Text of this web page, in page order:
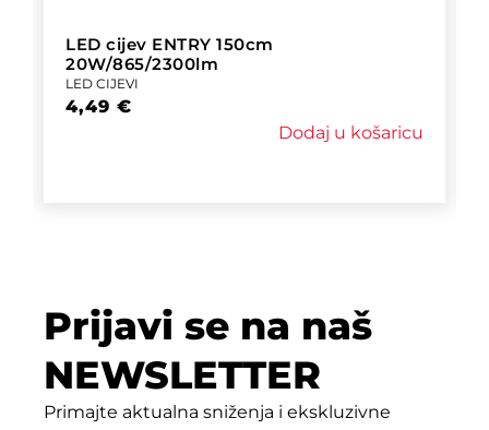
LED cijev ENTRY 150cm
20W/865/2300lm
LED CIJEVI
4,49 €
Dodaj u košaricu
Prijavi se na naš
NEWSLETTER
Primajte aktualna sniženja i ekskluzivne